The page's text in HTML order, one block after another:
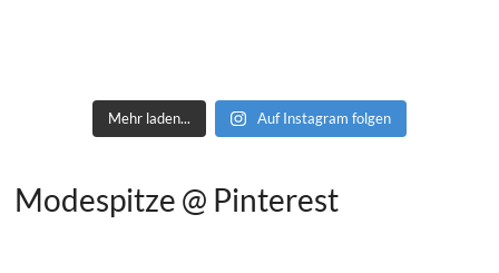
Mehr laden... Auf Instagram folgen
Modespitze @ Pinterest